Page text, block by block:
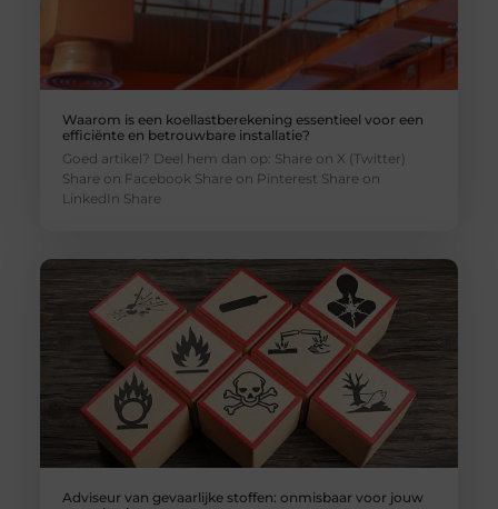
Waarom is een koellastberekening essentieel voor een
efficiënte en betrouwbare installatie?
Goed artikel? Deel hem dan op: Share on X (Twitter)
Share on Facebook Share on Pinterest Share on
LinkedIn Share
Adviseur van gevaarlijke stoffen: onmisbaar voor jouw